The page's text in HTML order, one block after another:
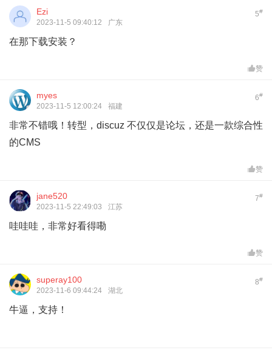
5#
Ezi
2023-11-5 09:40:12 广东
在那下载安装？
赞
6#
myes
2023-11-5 12:00:24 福建
非常不错哦！转型，discuz 不仅仅是论坛，还是一款综合性
的CMS
赞
7#
jane520
2023-11-5 22:49:03 江苏
哇哇哇，非常好看得嘞
赞
8#
superay100
2023-11-6 09:44:24 湖北
牛逼，支持！